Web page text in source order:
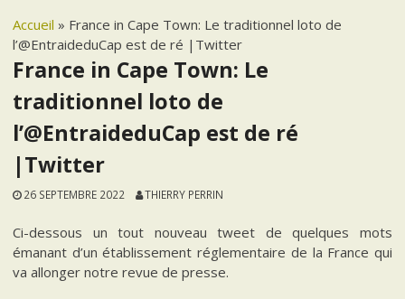
Accueil » France in Cape Town: Le traditionnel loto de
l’@EntraideduCap est de ré |Twitter
France in Cape Town: Le
traditionnel loto de
l’@EntraideduCap est de ré
|Twitter
26 SEPTEMBRE 2022 THIERRY PERRIN
Ci-dessous un tout nouveau tweet de quelques mots
émanant d’un établissement réglementaire de la France qui
va allonger notre revue de presse.